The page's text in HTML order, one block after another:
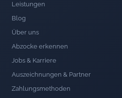
Leistungen
Blog
Über uns
Abzocke erkennen
Jobs & Karriere
Auszeichnungen & Partner
Zahlungsmethoden